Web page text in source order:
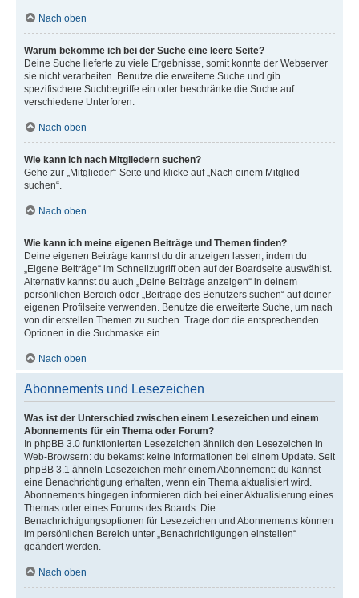
Nach oben
Warum bekomme ich bei der Suche eine leere Seite?
Deine Suche lieferte zu viele Ergebnisse, somit konnte der Webserver
sie nicht verarbeiten. Benutze die erweiterte Suche und gib
spezifischere Suchbegriffe ein oder beschränke die Suche auf
verschiedene Unterforen.
Nach oben
Wie kann ich nach Mitgliedern suchen?
Gehe zur „Mitglieder“-Seite und klicke auf „Nach einem Mitglied
suchen“.
Nach oben
Wie kann ich meine eigenen Beiträge und Themen finden?
Deine eigenen Beiträge kannst du dir anzeigen lassen, indem du
„Eigene Beiträge“ im Schnellzugriff oben auf der Boardseite auswählst.
Alternativ kannst du auch „Deine Beiträge anzeigen“ in deinem
persönlichen Bereich oder „Beiträge des Benutzers suchen“ auf deiner
eigenen Profilseite verwenden. Benutze die erweiterte Suche, um nach
von dir erstellen Themen zu suchen. Trage dort die entsprechenden
Optionen in die Suchmaske ein.
Nach oben
Abonnements und Lesezeichen
Was ist der Unterschied zwischen einem Lesezeichen und einem
Abonnements für ein Thema oder Forum?
In phpBB 3.0 funktionierten Lesezeichen ähnlich den Lesezeichen in
Web-Browsern: du bekamst keine Informationen bei einem Update. Seit
phpBB 3.1 ähneln Lesezeichen mehr einem Abonnement: du kannst
eine Benachrichtigung erhalten, wenn ein Thema aktualisiert wird.
Abonnements hingegen informieren dich bei einer Aktualisierung eines
Themas oder eines Forums des Boards. Die
Benachrichtigungsoptionen für Lesezeichen und Abonnements können
im persönlichen Bereich unter „Benachrichtigungen einstellen“
geändert werden.
Nach oben